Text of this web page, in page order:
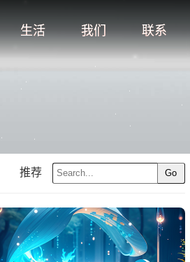
生活 我们 联系
推荐 Go